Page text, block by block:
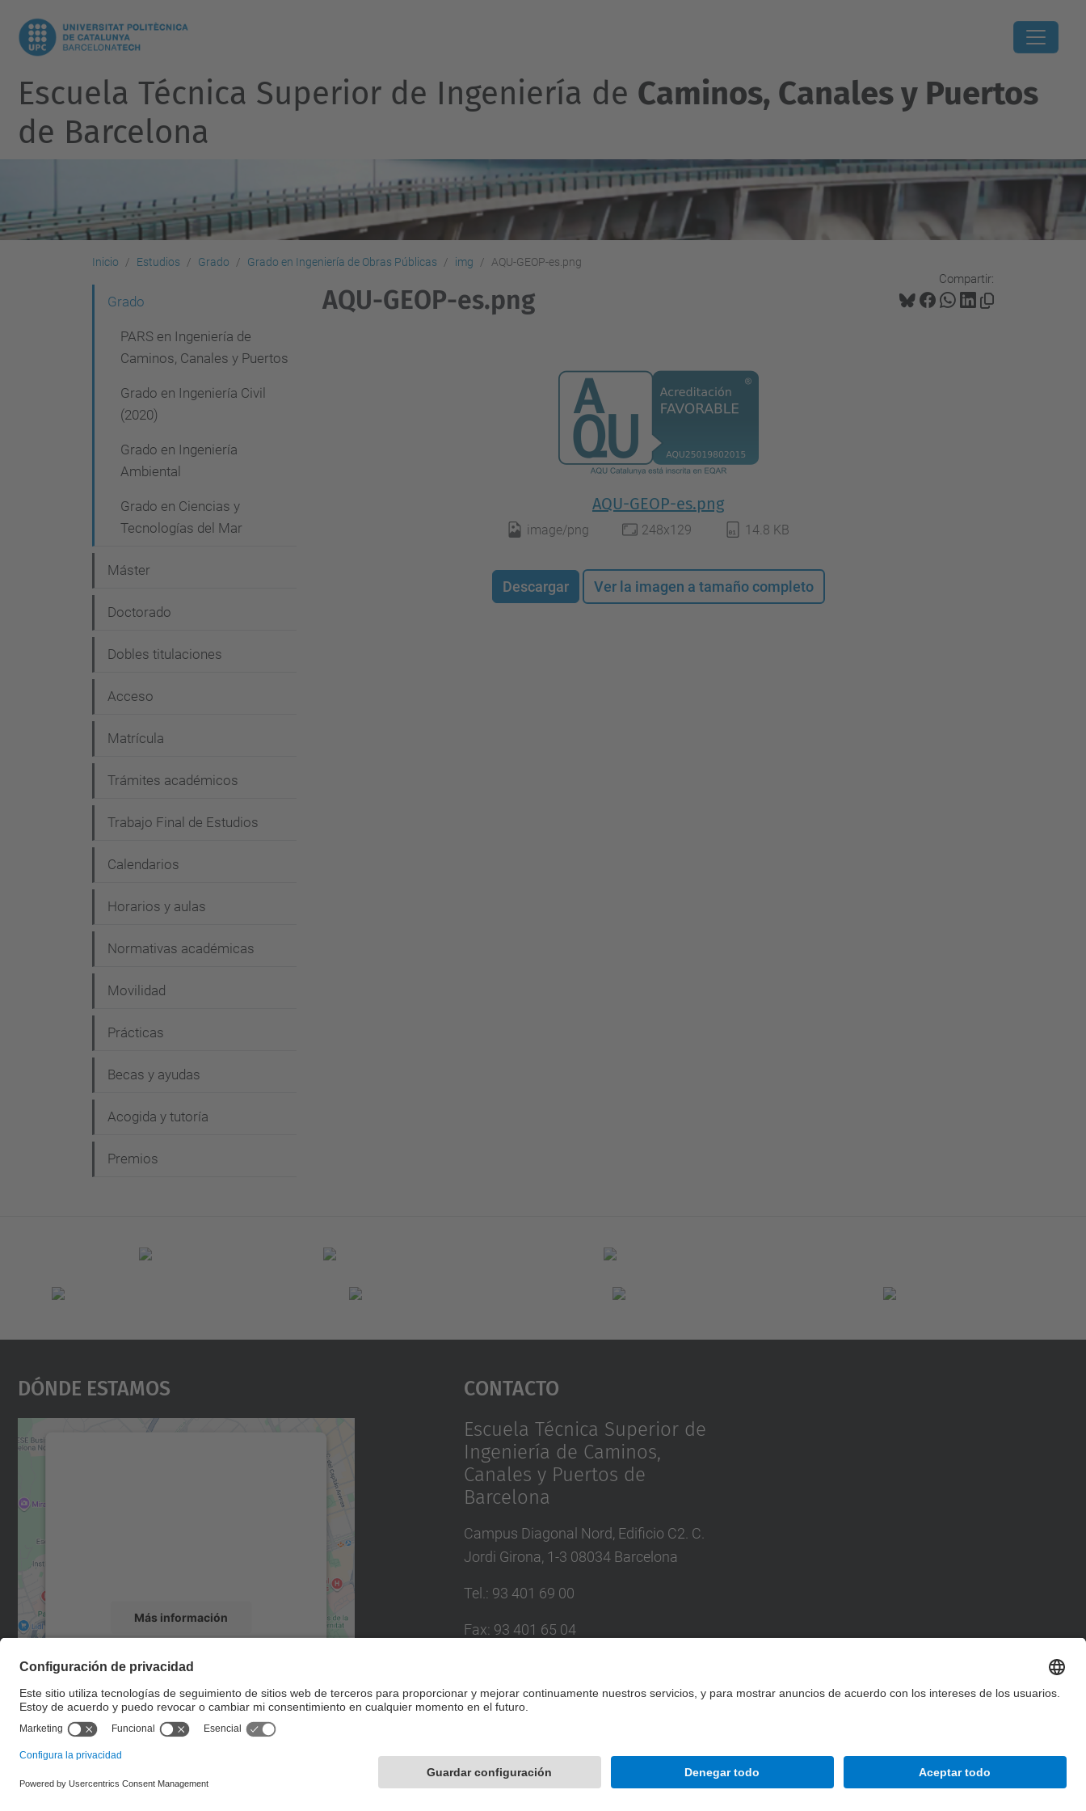
Escuela Técnica Superior de Ingeniería de Caminos, Canales y Puertos
de Barcelona
Inicio Estudios Grado Grado en Ingeniería de Obras Públicas img AQU-GEOP-es.png
Compartir:
AQU-GEOP-es.png
AQU-GEOP-es.png
image/png 248x129 14.8 KB
Descargar Ver la imagen a tamaño completo
n
Grado
PARS en Ingeniería de
Caminos, Canales y Puertos
Grado en Ingeniería Civil
(2020)
Grado en Ingeniería
Ambiental
Grado en Ciencias y
Tecnologías del Mar
Máster
Doctorado
Dobles titulaciones
Acceso
Matrícula
Trámites académicos
Trabajo Final de Estudios
Calendarios
Horarios y aulas
Normativas académicas
Movilidad
Prácticas
Becas y ayudas
Acogida y tutoría
Premios
Dónde Estamos
Más información
Aceptar
powered by Usercentrics Consent
Management Platform
Contacto
Escuela Técnica Superior de
Ingeniería de Caminos,
Canales y Puertos de
Barcelona
Campus Diagonal Nord, Edificio C2. C.
Jordi Girona, 1-3 08034 Barcelona
Tel. : 93 401 69 00
Fax: 93 401 65 04
Formulario de contacto
© UPCEscuela Técnica Superior de Ingenieros de Caminos,
Desarrollado con Mapa del Sitio Accesibilidad Configuración de privacidad